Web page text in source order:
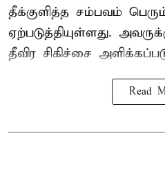
தீக்குளித்த சம்பவம்
ஏற்படுத்தியுள்ளது.
தீவிர சிகிச்சை
Read